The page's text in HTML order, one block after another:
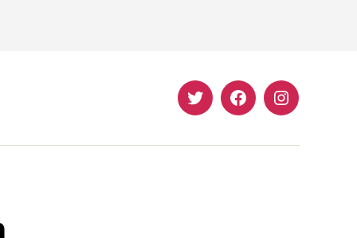
TwitterFacebookInstagram